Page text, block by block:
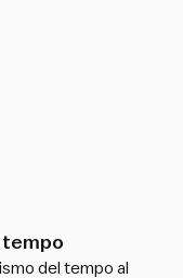
tempo
del tempo al